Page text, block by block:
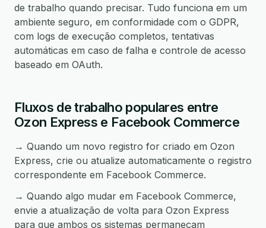
de trabalho quando precisar. Tudo funciona em um
ambiente seguro, em conformidade com o GDPR,
com logs de execução completos, tentativas
automáticas em caso de falha e controle de acesso
baseado em OAuth.
Fluxos de trabalho populares entre
Ozon Express e Facebook Commerce
→ Quando um novo registro for criado em Ozon
Express, crie ou atualize automaticamente o registro
correspondente em Facebook Commerce.
→ Quando algo mudar em Facebook Commerce,
envie a atualização de volta para Ozon Express
para que ambos os sistemas permaneçam